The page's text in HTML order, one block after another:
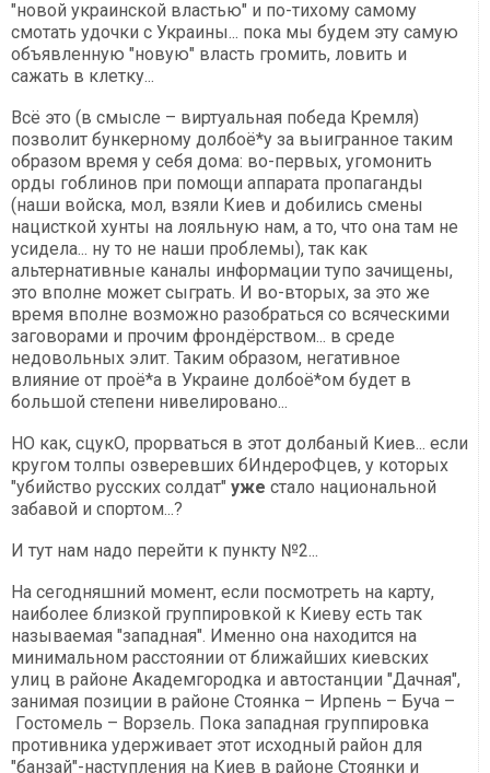
"новой украинской властью" и по-тихому самому
смотать удочки с Украины... пока мы будем эту самую
объявленную "новую" власть громить, ловить и
сажать в клетку...
Всё это (в смысле – виртуальная победа Кремля)
позволит бункерному долбоё*у за выигранное таким
образом время у себя дома: во-первых, угомонить
орды гоблинов при помощи аппарата пропаганды
(наши войска, мол, взяли Киев и добились смены
нацисткой хунты на лояльную нам, а то, что она там не
усидела... ну то не наши проблемы), так как
альтернативные каналы информации тупо зачищены,
это вполне может сыграть. И во-вторых, за это же
время вполне возможно разобраться со всяческими
заговорами и прочим фрондёрством... в среде
недовольных элит. Таким образом, негативное
влияние от проё*а в Украине долбоё*ом будет в
большой степени нивелировано...
НО как, сцукО, прорваться в этот долбаный Киев... если
кругом толпы озверевших бИндероФцев, у которых
"убийство русских солдат" уже стало национальной
забавой и спортом...?
И тут нам надо перейти к пункту №2...
На сегодняшний момент, если посмотреть на карту,
наиболее близкой группировкой к Киеву есть так
называемая "западная". Именно она находится на
минимальном расстоянии от ближайших киевских
улиц в районе Академгородка и автостанции "Дачная",
занимая позиции в районе Стоянка – Ирпень – Буча –
Гостомель – Ворзель. Пока западная группировка
противника удерживает этот исходный район для
"банзай"-наступления на Киев в районе Стоянки и